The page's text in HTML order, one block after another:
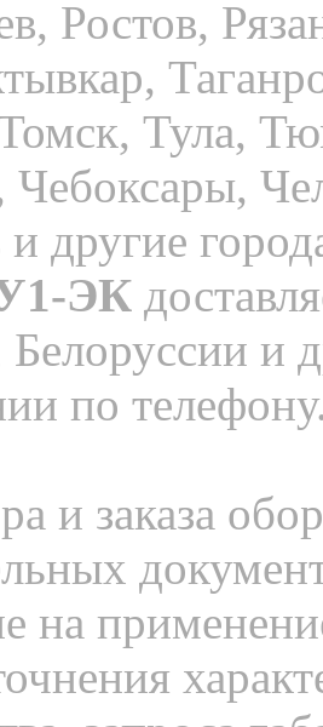
Ростов,
Тула,
и другие
ЭК
Белоруссии и
по
и заказа
на